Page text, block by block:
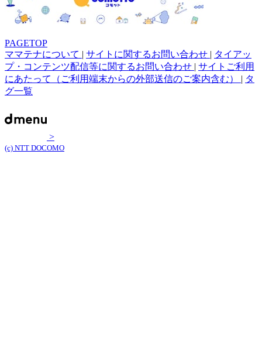
PAGETOP
ママテナについて | サイトに関するお問い合わせ | タイアッ
プ・コンテンツ配信等に関するお問い合わせ | サイトご利用
にあたって（ご利用端末からの外部送信のご案内含む） | タ
グ一覧
>
(c) NTT DOCOMO